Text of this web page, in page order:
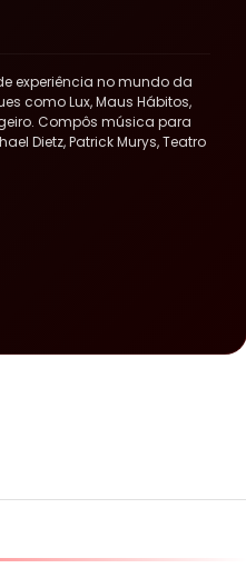
experiência no mundo da
como Lux, Maus Hábitos,
Compôs música para
Dietz, Patrick Murys, Teatro